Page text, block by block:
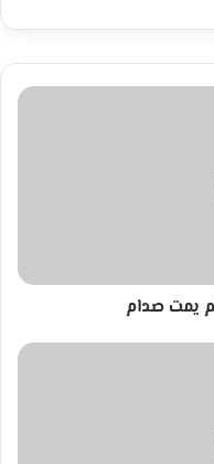
يمت صدام